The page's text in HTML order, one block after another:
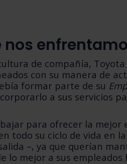
nos
de compañía, Toyota
con su manera de
formar parte de su
a sus servicios
para ofrecer la mejor
todo su ciclo de vida en
–, ya que querían
lo mejor a sus empleados